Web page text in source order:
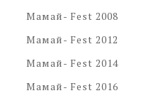
Мамай- Fest 2008
Мамай- Fest 2012
Мамай- Fest 2014
Мамай- Fest 2016